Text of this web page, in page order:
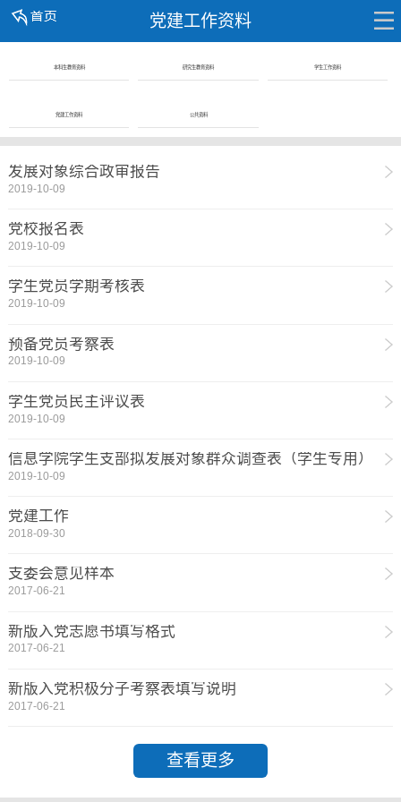
党建工作资料
本科生教育资料 研究生教育资料 学生工作资料
党建工作资料 公共资料
发展对象综合政审报告
2019-10-09
党校报名表
2019-10-09
学生党员学期考核表
2019-10-09
预备党员考察表
2019-10-09
学生党员民主评议表
2019-10-09
信息学院学生支部拟发展对象群众调查表（学生专用）
2019-10-09
党建工作
2018-09-30
支委会意见样本
2017-06-21
新版入党志愿书填写格式
2017-06-21
新版入党积极分子考察表填写说明
2017-06-21
查看更多